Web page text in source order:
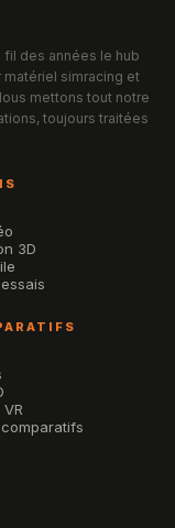
des années le hub
simracing et
mettons tout notre
toujours traitées
3D